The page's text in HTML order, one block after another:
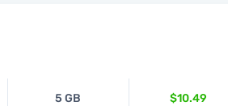
5 GB $10.49